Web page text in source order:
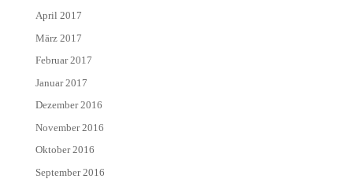
April 2017
März 2017
Februar 2017
Januar 2017
Dezember 2016
November 2016
Oktober 2016
September 2016